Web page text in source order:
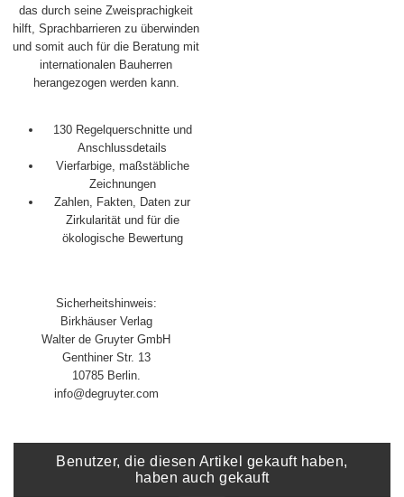
das durch seine Zweisprachigkeit
hilft, Sprachbarrieren zu überwinden
und somit auch für die Beratung mit
internationalen Bauherren
herangezogen werden kann.
130 Regelquerschnitte und
Anschlussdetails
Vierfarbige, maßstäbliche
Zeichnungen
Zahlen, Fakten, Daten zur
Zirkularität und für die
ökologische Bewertung
Sicherheitshinweis:
Birkhäuser Verlag
Walter de Gruyter GmbH
Genthiner Str. 13
10785 Berlin.
info@degruyter.com
Benutzer, die diesen Artikel gekauft haben,
haben auch gekauft